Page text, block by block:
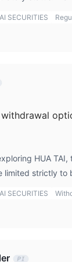
and in Hong
being met. I
advantage for
in traditional
and precious
focused on
Chinese or
be
been
platforms
SECURITIES
HUA
limited strictly to
cards, such
any form of
SECURITIES